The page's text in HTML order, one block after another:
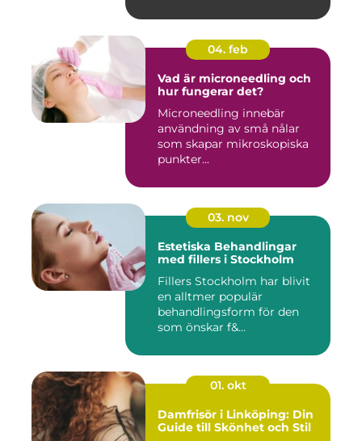
04. feb
Vad är microneedling och
hur fungerar det?
Microneedling innebär
användning av små nålar
som skapar mikroskopiska
punkter...
03. nov
Estetiska Behandlingar
med fillers i Stockholm
Fillers Stockholm har blivit
en alltmer populär
behandlingsform för den
som önskar f&...
01. okt
Damfrisör i Linköping: Din
Guide till Skönhet och Stil